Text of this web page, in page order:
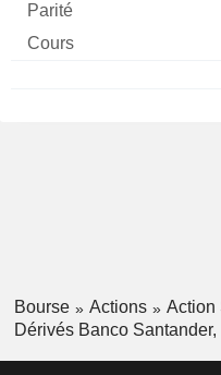
Bourse Actions
Action
Dérivés Banco Santander,